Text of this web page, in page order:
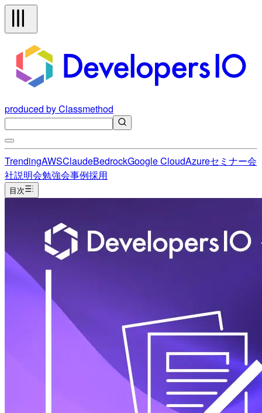
produced by Classmethod
TrendingAWSClaudeBedrockGoogle CloudAzureセミナー会
社説明会勉強会事例採用
目次